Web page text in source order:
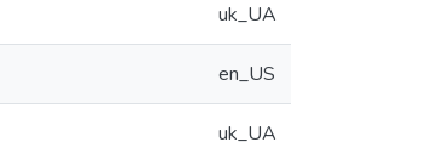
uk_UA
en_US
uk_UA